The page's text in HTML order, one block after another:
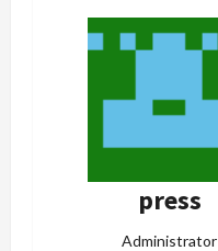
press
Administrator